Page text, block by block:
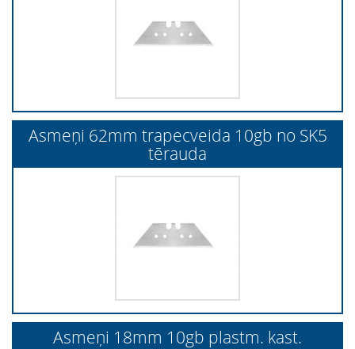
Asmeņi 62mm trapecveida 10gb no SK5
tērauda
Asmeņi 18mm 10gb plastm. kast.